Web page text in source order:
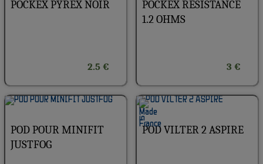
POCKEX PYREX NOIR
2.5 €
POCKEX RESISTANCE
1.2 OHMS
3 €
POD POUR MINIFIT
JUSTFOG
POD VILTER 2 ASPIRE